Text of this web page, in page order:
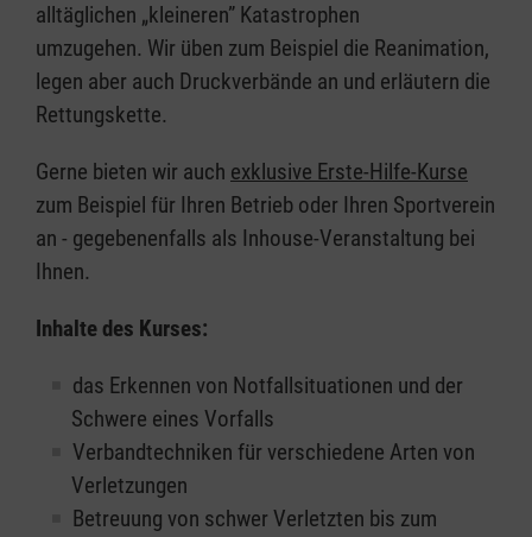
alltäglichen „kleineren” Katastrophen
umzugehen. Wir üben zum Beispiel die Reanimation,
legen aber auch Druckverbände an und erläutern die
Rettungskette.
Gerne bieten wir auch exklusive Erste-Hilfe-Kurse
zum Beispiel für Ihren Betrieb oder Ihren Sportverein
an - gegebenenfalls als Inhouse-Veranstaltung bei
Ihnen.
Inhalte des Kurses:
das Erkennen von Notfallsituationen und der
Schwere eines Vorfalls
Verbandtechniken für verschiedene Arten von
Verletzungen
Betreuung von schwer Verletzten bis zum